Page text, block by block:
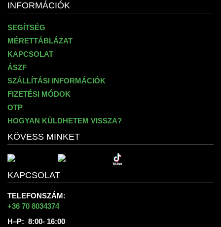
INFORMÁCIÓK
SEGÍTSÉG
MÉRETTÁBLÁZAT
KAPCSOLAT
ÁSZF
SZÁLLÍTÁSI INFORMÁCIÓK
FIZETÉSI MÓDOK
OTP
HOGYAN KÜLDHETEM VISSZA?
KÖVESS MINKET
KAPCSOLAT
TELEFONSZÁM:
+36 70 8034374
H–P: 8:00- 16:00